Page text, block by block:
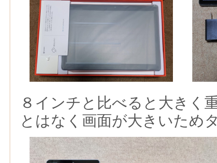
８インチと比べると大きく
とはなく画面が大きいため